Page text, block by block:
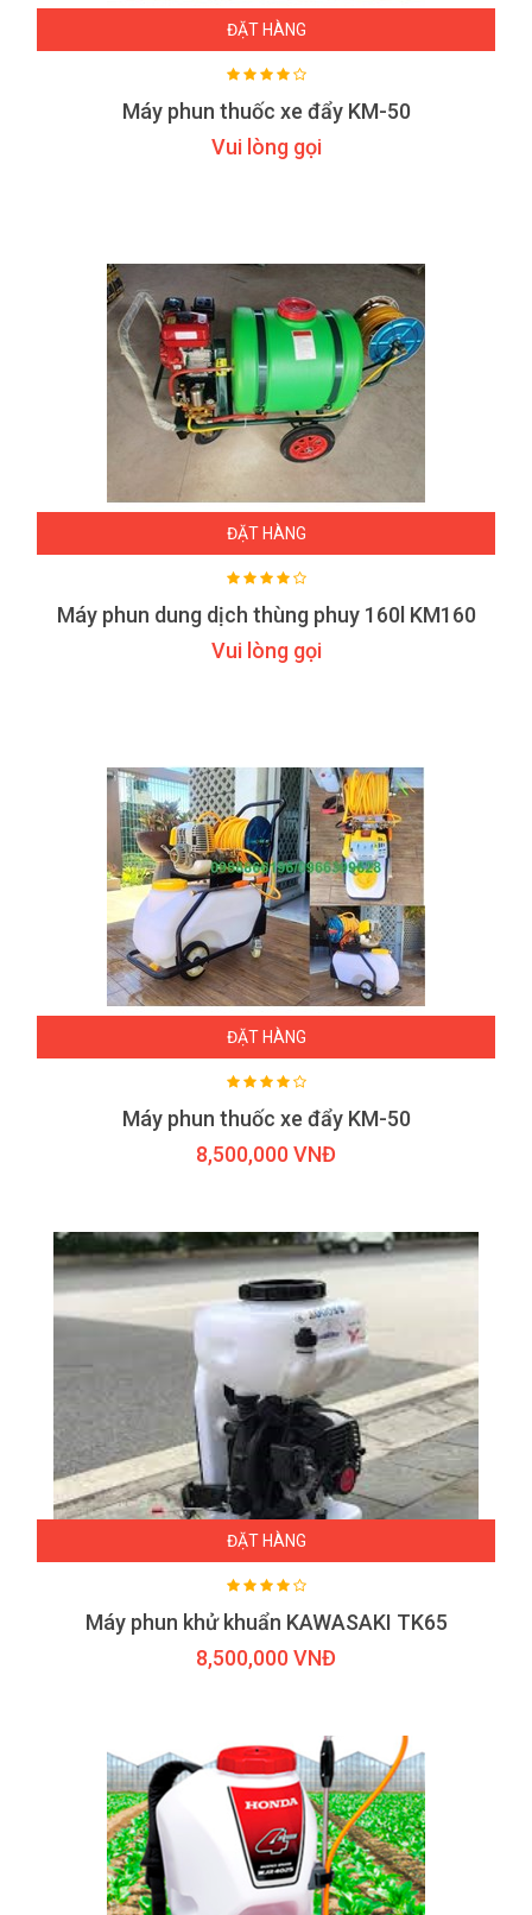
ĐẶT HÀNG
Máy phun thuốc xe đẩy KM-50
Vui lòng gọi
ĐẶT HÀNG
Máy phun dung dịch thùng phuy 160l KM160
Vui lòng gọi
ĐẶT HÀNG
Máy phun thuốc xe đẩy KM-50
8,500,000 VNĐ
ĐẶT HÀNG
Máy phun khử khuẩn KAWASAKI TK65
8,500,000 VNĐ